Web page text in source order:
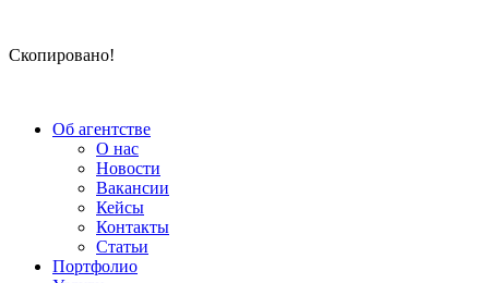
Скопировано!
Об агентстве
О нас
Новости
Вакансии
Кейсы
Контакты
Статьи
Портфолио